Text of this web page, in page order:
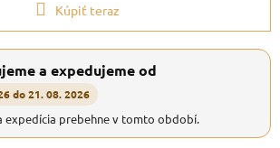
Kúpiť teraz
a expedujeme od
do 21. 08. 2026
expedícia prebehne v tomto období.